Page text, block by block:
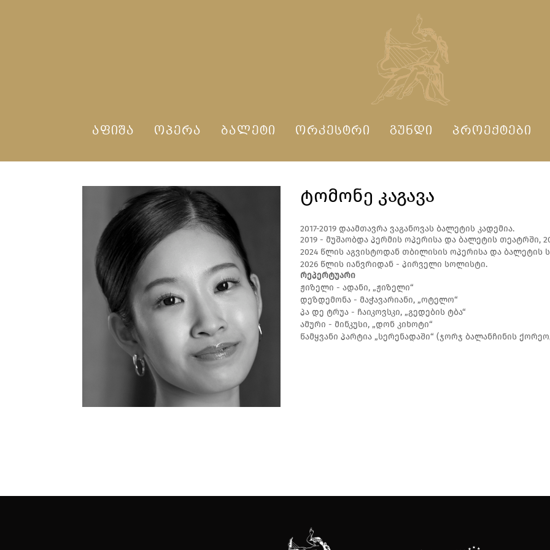
ᲐᲤᲘᲨᲐ ᲝᲞᲔᲠᲐ ᲑᲐᲚᲔᲢᲘ ᲝᲠᲙᲔᲡᲢᲠᲘ ᲒᲣᲜᲓᲘ ᲞᲠᲝᲔᲥᲢᲔᲑᲘ
ᲢᲝᲛᲝᲜᲔ ᲙᲐᲒᲐᲕᲐ
2017-2019 დაამთავრა ვაგანოვას ბალეტის კადემია.
2019 - მუშაობდა პერმის ოპერისა და ბალეტის თეატრში,
2024 წლის აგვისტოდან თბილისის ოპერისა და
2026 წლის იანვრიდან - პირველი სოლისტი.
რეპერტუარი
ჟიზელი - ადანი, „ჟიზელი“
დეზდემონა - მაჭავარიანი, „ოტელო“
პა დე ტრუა - ჩაიკოვსკი, „გედების ტბა“
ამური - მინკუსი, „დონ კიხოტი“
წამყვანი პარტია „სერენადაში“ (ჯორჯ ბალანჩინის